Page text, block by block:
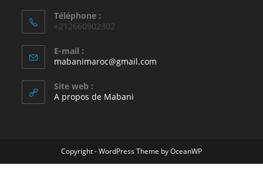
Téléphone :
+212660902302
E-mail :
mabanimaroc@gmail.com
Site web :
A propos de Mabani
Copyright - WordPress Theme by OceanWP